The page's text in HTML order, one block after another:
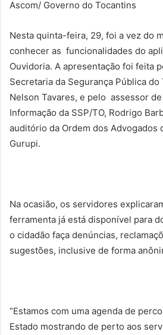
Ascom/ Governo do Tocantins
Nesta quinta-feira, 29, foi a vez do
conhecer as funcionalidades do
Ouvidoria. A apresentação foi feita
Secretaria da Segurança Pública do
Nelson Tavares, e pelo assessor
Informação da SSP/TO, Rodrigo
auditório da Ordem dos Advogados
Gurupi.
Na ocasião, os servidores
ferramenta já está disponível para
o cidadão faça denúncias,
sugestões, inclusive de forma
“Estamos com uma agenda de
Estado mostrando de perto aos